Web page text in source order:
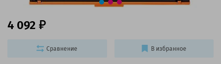
4 092
Сравнение В избранное